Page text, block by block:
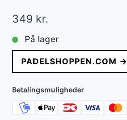
349 kr.
På lager
PADELSHOPPEN.COM →
Betalingsmuligheder